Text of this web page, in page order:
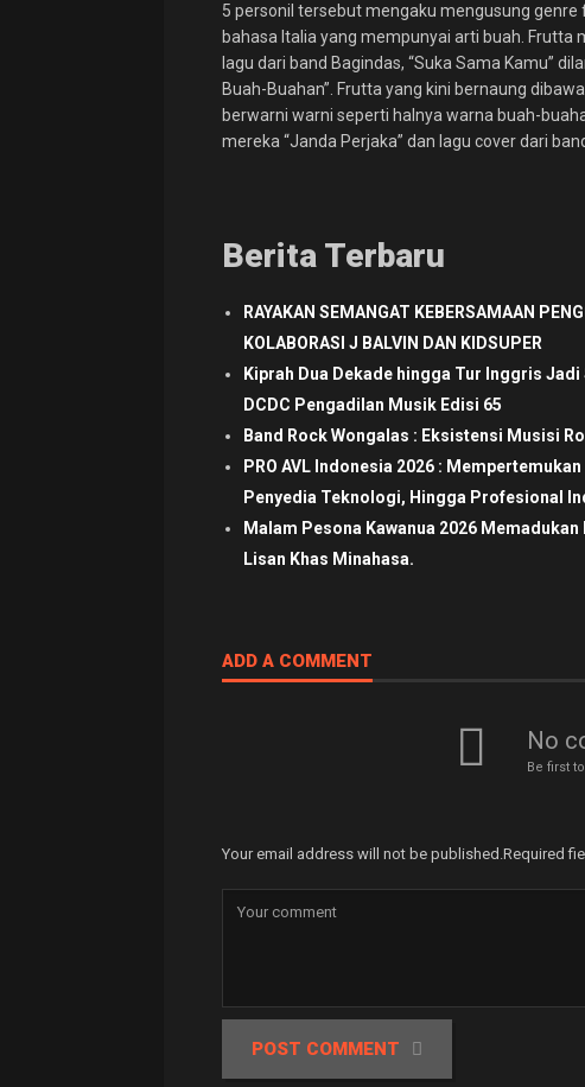
5 personil tersebut mengaku mengusung
bahasa Italia yang mempunyai arti buah.
lagu dari band Bagindas, “Suka Sama Kamu”
Buah-Buahan”. Frutta yang kini bernaung
berwarni warni seperti halnya warna buah-
mereka “Janda Perjaka” dan lagu cover dari band
Berita Terbaru
RAYAKAN SEMANGAT KEBERSAMAAN
KOLABORASI J BALVIN DAN KIDSUPER
Kiprah Dua Dekade hingga Tur Inggris
DCDC Pengadilan Musik Edisi 65
Band Rock Wongalas : Eksistensi Musisi
PRO AVL Indonesia 2026 :
Penyedia Teknologi, Hingga Profesional
Malam Pesona Kawanua 2026
Lisan Khas Minahasa.
ADD A COMMENT
No
Be first
Your email address will not be published.Required
POST COMMENT